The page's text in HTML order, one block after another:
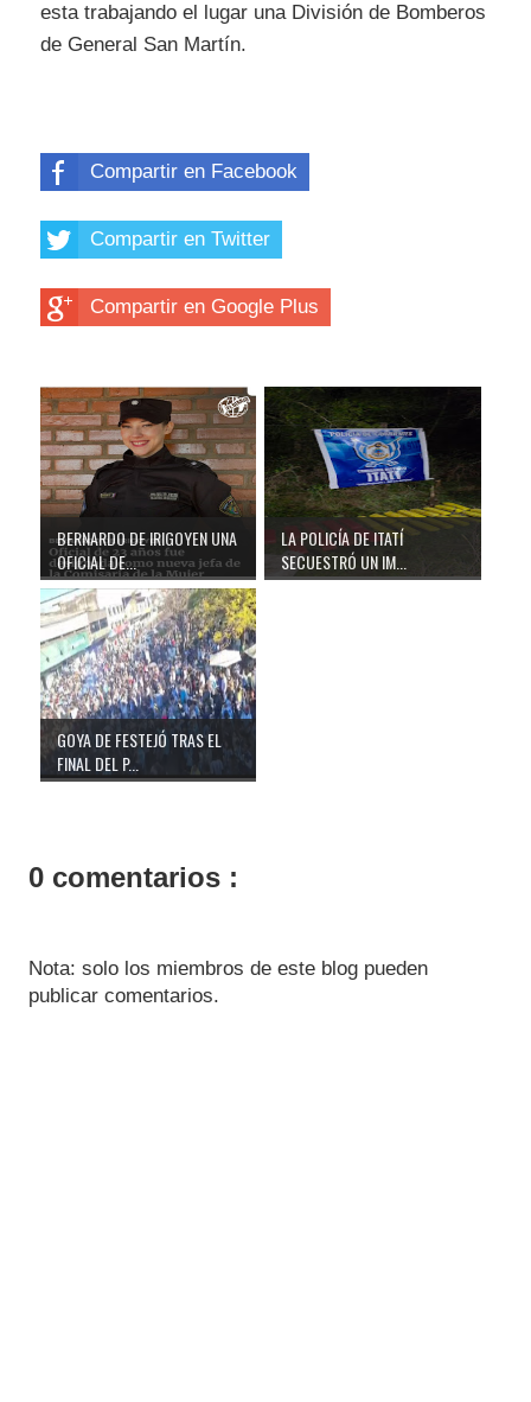
esta trabajando el lugar una División de Bomberos
de General San Martín.
Compartir en Facebook
Compartir en Twitter
Compartir en Google Plus
BERNARDO DE IRIGOYEN UNA
OFICIAL DE...
LA POLICÍA DE ITATÍ
SECUESTRÓ UN IM...
GOYA DE FESTEJÓ TRAS EL
FINAL DEL P...
0 comentarios :
Nota: solo los miembros de este blog pueden
publicar comentarios.